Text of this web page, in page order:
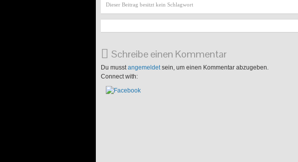
Dieser Beitrag besitzt kein Schlagwort
Schreibe einen Kommentar
Du musstangemeldetsein, um einen Kommentar abzugeben.
Connect with: